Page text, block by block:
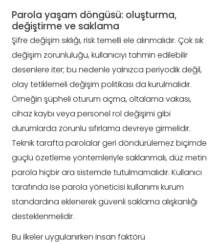
Parola yaşam döngüsü: oluşturma,
değiştirme ve saklama
Şifre değişim sıklığı, risk temelli ele alınmalıdır. Çok sık
değişim zorunluluğu, kullanıcıyı tahmin edilebilir
desenlere iter; bu nedenle yalnızca periyodik değil,
olay tetiklemeli değişim politikası da kurulmalıdır.
Örneğin şüpheli oturum açma, oltalama vakası,
cihaz kaybı veya personel rol değişimi gibi
durumlarda zorunlu sıfırlama devreye girmelidir.
Teknik tarafta parolalar geri döndürülemez biçimde
güçlü özetleme yöntemleriyle saklanmalı, düz metin
parola hiçbir ara sistemde tutulmamalıdır. Kullanıcı
tarafında ise parola yöneticisi kullanımı kurum
standardına eklenerek güvenli saklama alışkanlığı
desteklenmelidir.
Bu ilkeler uygulanırken insan faktörü